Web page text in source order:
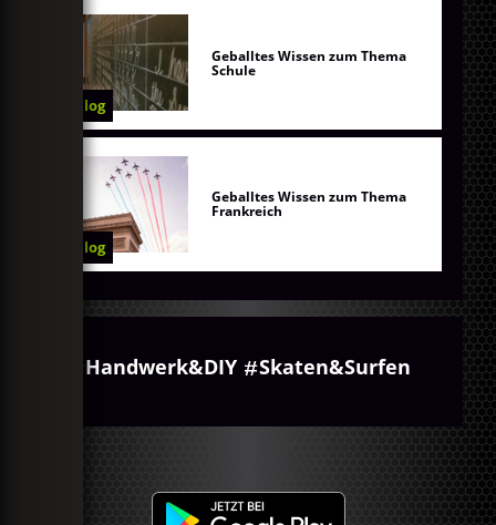
Blog
Geballtes Wissen zum Thema
Schule
Blog
Geballtes Wissen zum Thema
Frankreich
Handwerk&DIY Skaten&Surfen